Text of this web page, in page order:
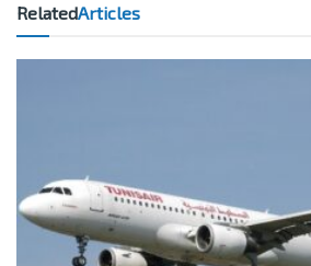
RelatedArticles